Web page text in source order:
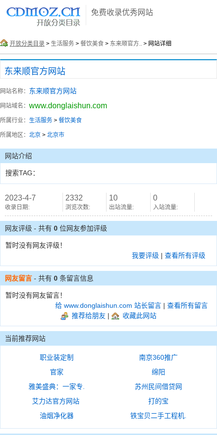
免费收录优秀网站
开放分类目录 > 生活服务 > 餐饮美食 > 东来顺官方.. > 网站详细
东来顺官方网站
网站名称： 东来顺官方网站
网站域名： www.donglaishun.com
所属行业： 生活服务 > 餐饮美食
所属地区： 北京 > 北京市
网站介绍
搜索TAG：
2023-4-7
收录日期:
2332
浏览次数:
10
出站流量:
0
入站流量:
网友评级 - 共有 0 位网友参加评级
暂时没有网友评级！
我要评级 | 查看所有评级
网友留言 - 共有 0 条留言信息
暂时没有网友留言！
给 www.donglaishun.com 站长留言 | 查看所有留言
推荐给朋友 | 收藏此网站
当前推荐网站
职业装定制
南京360推广
官家
绵阳
雅美盛典：一家专.
苏州民间借贷网
艾力达官方网站
打的宝
油烟净化器
铁宝贝二手工程机.